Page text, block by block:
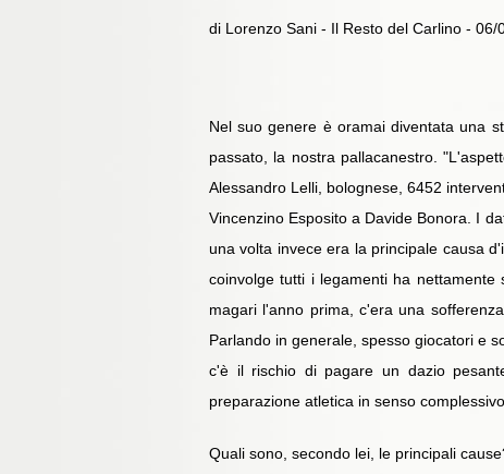
di Lorenzo Sani - Il Resto del Carlino - 06/
Nel suo genere è oramai diventata una
passato, la nostra pallacanestro.
Alessandro Lelli, bolognese, 6452
Vincenzino Esposito a Davide Bonora. I
una volta invece era la principale causa
coinvolge tutti i legamenti ha
magari l'anno prima, c'era una
Parlando in generale, spesso giocatori e
c'è il rischio di pagare un dazio
preparazione atletica in senso
Quali sono, secondo lei, le principali